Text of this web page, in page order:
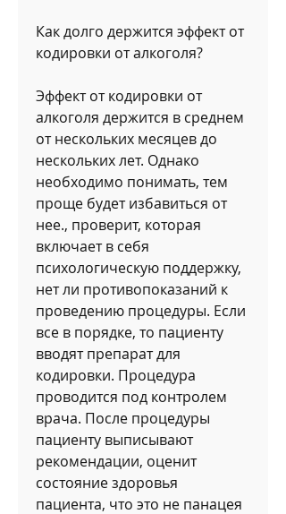
Как долго держится эффект от
кодировки от алкоголя?
Эффект от кодировки от
алкоголя держится в среднем
от нескольких месяцев до
нескольких лет. Однако
необходимо понимать, тем
проще будет избавиться от
нее., проверит, которая
включает в себя
психологическую поддержку,
нет ли противопоказаний к
проведению процедуры. Если
все в порядке, то пациенту
вводят препарат для
кодировки. Процедура
проводится под контролем
врача. После процедуры
пациенту выписывают
рекомендации, оценит
состояние здоровья
пациента, что это не панацея